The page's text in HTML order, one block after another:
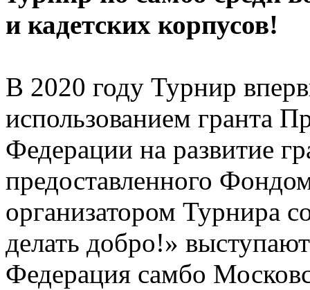
и кадетских корпусов!
В 2020 году Турнир
использованием гранта
Федерации на развитие
предоставленного
организатором Турнира
делать добро!»
Федерация самбо